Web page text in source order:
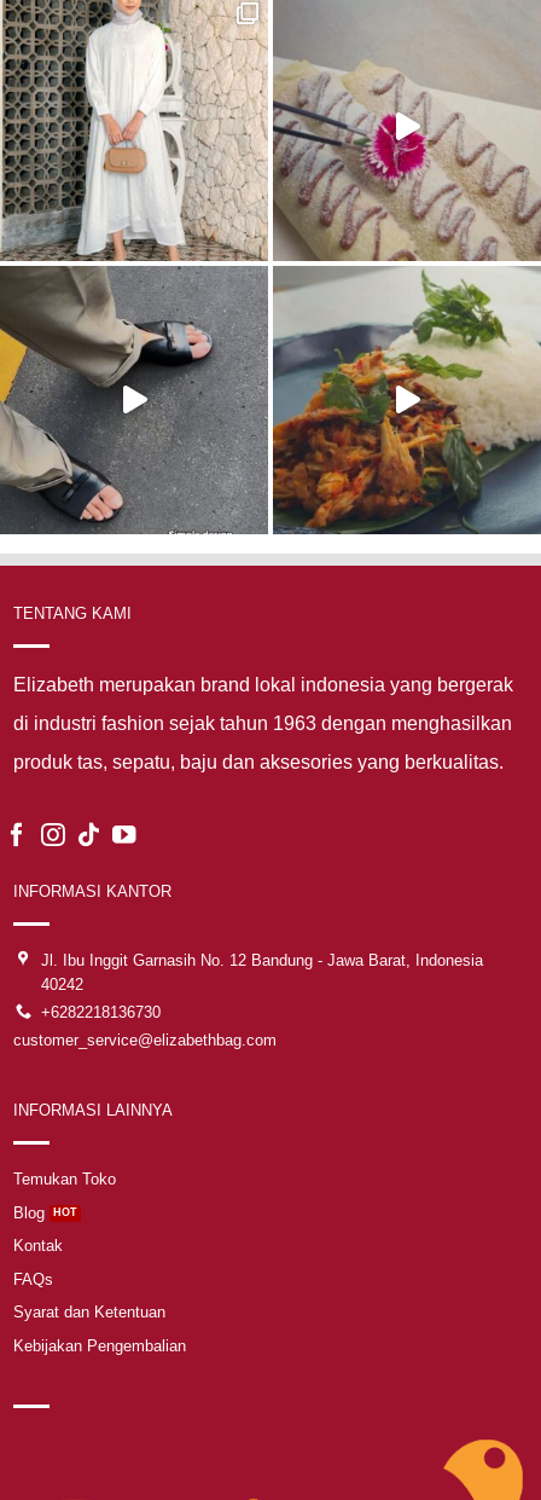
TENTANG KAMI
Elizabeth merupakan brand lokal indonesia yang bergerak
di industri fashion sejak tahun 1963 dengan menghasilkan
produk tas, sepatu, baju dan aksesories yang berkualitas.
INFORMASI KANTOR
Jl. Ibu Inggit Garnasih No. 12 Bandung - Jawa Barat, Indonesia
40242
+6282218136730
customer_service@elizabethbag.com
INFORMASI LAINNYA
Temukan Toko
Blog
Kontak
FAQs
Syarat dan Ketentuan
Kebijakan Pengembalian